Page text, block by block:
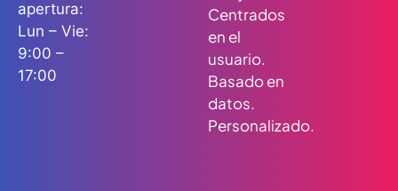
apertura:
Lun – Vie:
9:00 –
17:00
Centrados
en el
usuario.
Basado en
datos.
Personalizado.